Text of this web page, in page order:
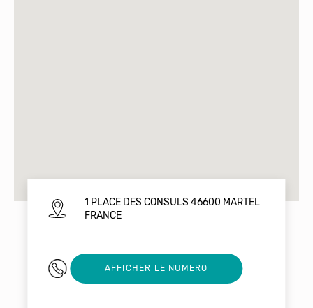
1 PLACE DES CONSULS 46600 MARTEL
FRANCE
0699564581
AFFICHER LE NUMERO